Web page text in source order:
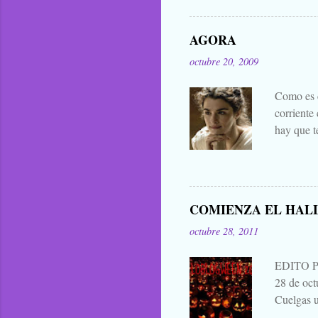
AGORA
octubre 20, 2009
Como es
corriente
hay que
decir
que para
COMIENZA EL
octubre 28, 2011
EDITO
28 de
Cuelgas